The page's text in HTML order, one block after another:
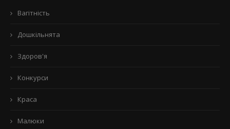
Вагітність
Дошкільнята
Здоров'я
Конкурси
Краса
Малюки